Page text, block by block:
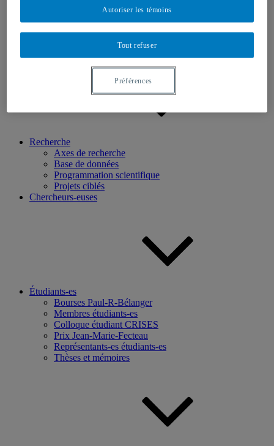
Archives et bilans
Colloque international CRISES
Vidéos et baladodiffusions
Recherche
Axes de recherche
Base de données
Programmation scientifique
Projets ciblés
Chercheurs-euses
Étudiants-es
Bourses Paul-R-Bélanger
Membres étudiants-es
Colloque étudiant CRISES
Prix Jean-Marie-Fecteau
Représentants-es étudiants-es
Thèses et mémoires
Tout refuser
Autoriser les témoins
Préférences